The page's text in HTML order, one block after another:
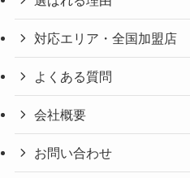
対応エリア・全国加盟店
よくある質問
会社概要
お問い合わせ